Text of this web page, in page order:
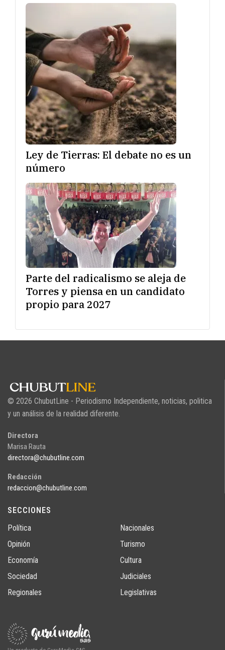
Ley de Tierras: El debate no es un
número
Parte del radicalismo se aleja de
Torres y piensa en un candidato
propio para 2027
© 2026 ChubutLine - Periodismo Independiente, noticias, politica
y un análisis de la realidad diferente.
Directora
Marisa Rauta
directora@chubutline.com
Redacción
redaccion@chubutline.com
SECCIONES
Política
Opinión
Economía
Sociedad
Regionales
Nacionales
Turismo
Cultura
Judiciales
Legislativas